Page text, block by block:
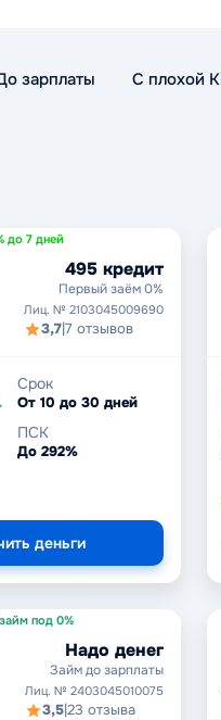
зарплаты С плохой
до 7 дней
495 кредит
Первый заём 0%
Лиц. № 2103045009690
3,7|7 отзывов
₽
Срок
От 10 до 30 дней
ПСК
До 292%
деньги
под 0%
Надо денег
Займ до зарплаты
Лиц. № 2403045010075
3,5|23 отзыва